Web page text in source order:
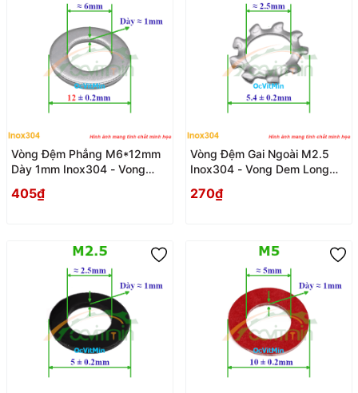
Vòng Đệm Phẳng M6*12mm
Dày 1mm Inox304 - Vong
405₫
Vòng Đệm Gai Ngoài M2.5
Inox304 - Vong Dem Long
270₫